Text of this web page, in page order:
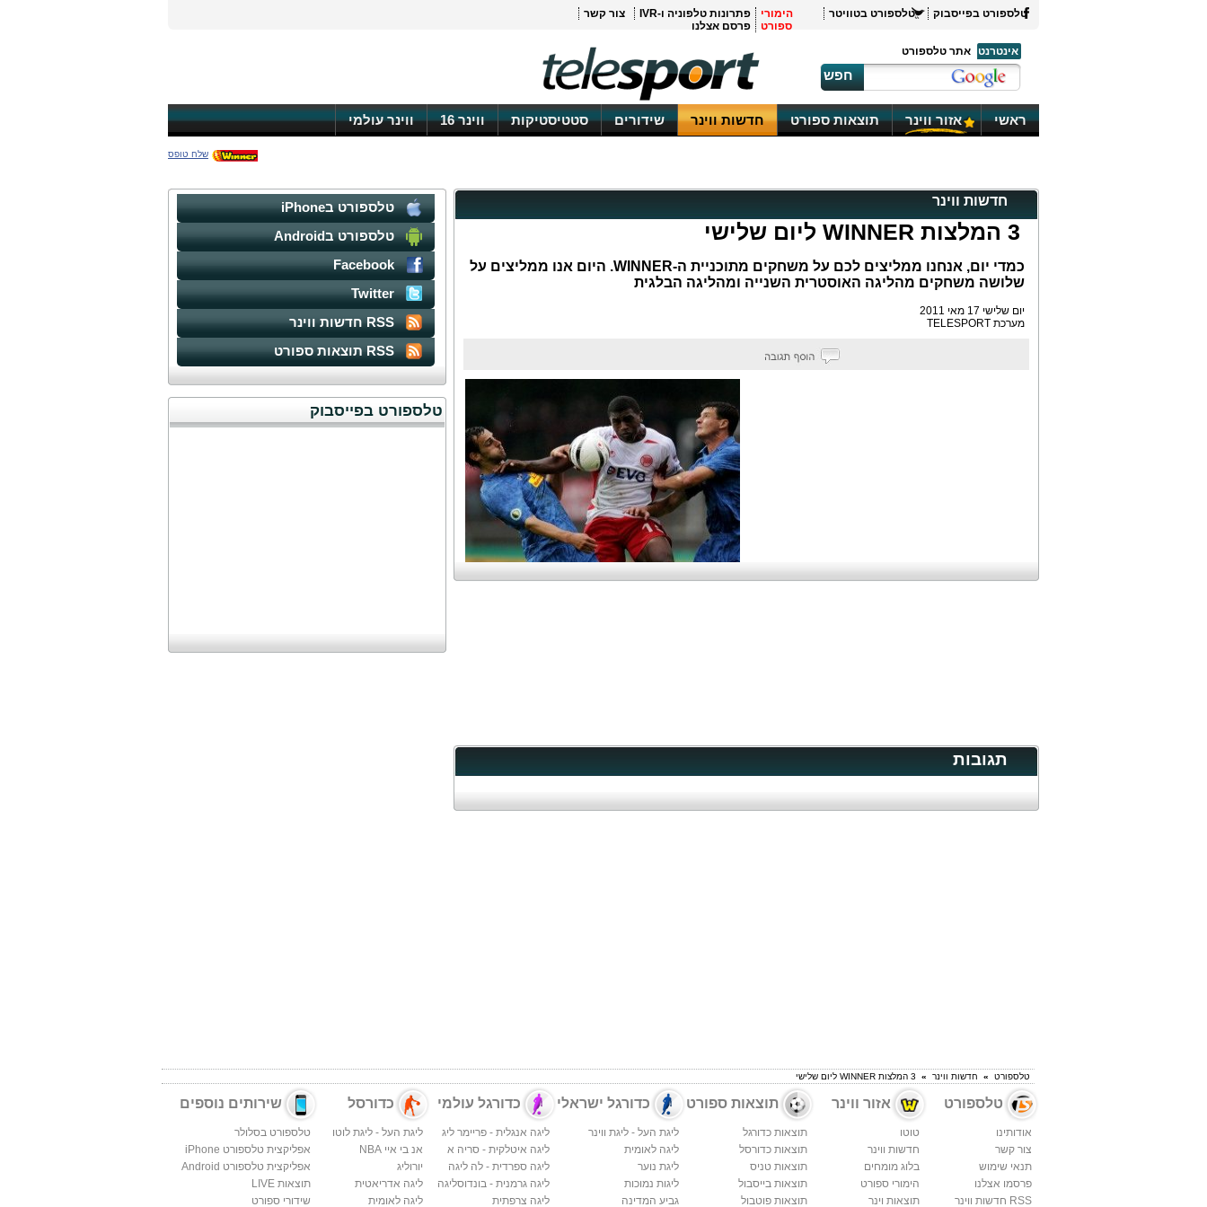
טלספורט בפייסבוק טלספורט בטוויטר
הימורי
ספורט
פתרונות טלפוניה ו-IVR
צור קשר
פרסם אצלנו
אינטרנט
אתר טלספורט
חפש
ראשי אזור ווינר תוצאות ספורט חדשות ווינר שידורים סטטיסטיקות ווינר 16 ווינר עולמי
שלח טופס
חדשות ווינר
3 המלצות WINNER ליום שלישי
כמדי יום, אנחנו ממליצים לכם על משחקים מתוכניית ה-WINNER. היום אנו ממליצים על
שלושה משחקים מהליגה האוסטרית השנייה ומהליגה הבלגית
יום שלישי 17 מאי 2011
מערכת TELESPORT
תגובות
טלספורט בiPhone
טלספורט בAndroid
Facebook
Twitter
RSS חדשות ווינר
RSS תוצאות ספורט
טלספורט בפייסבוק
טלספורט » חדשות ווינר » 3 המלצות WINNER ליום שלישי
טלספורט
אודותינו
צור קשר
תנאי שימוש
פרסמו אצלנו
RSS חדשות ווינר
אזור ווינר
טוטו
חדשות ווינר
בלוג מומחים
הימורי ספורט
תוצאות וינר
תוצאות ספורט
תוצאות כדורגל
תוצאות כדורסל
תוצאות טניס
תוצאות בייסבול
תוצאות פוטבול
כדורגל ישראלי
ליגת העל - ליגת ווינר
ליגה לאומית
ליגת נוער
ליגות נמוכות
גביע המדינה
כדורגל עולמי
ליגה אנגלית - פריימר ליג
ליגה איטלקית - סריה א
ליגה ספרדית - לה ליגה
ליגה גרמנית - בונדוסליגה
ליגה צרפתית
כדורסל
ליגת העל - ליגת לוטו
אנ בי איי NBA
יורוליג
ליגה אדריאטית
ליגה לאומית
שירותים נוספים
טלספורט בסלולר
אפליקצית טלספורט iPhone
אפליקצית טלספורט Android
תוצאות LIVE
שידורי ספורט